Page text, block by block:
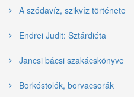
A szódavíz, szikvíz története
Endrei Judit: Sztárdiéta
Jancsi bácsi szakácskönyve
Borkóstolók, borvacsorák